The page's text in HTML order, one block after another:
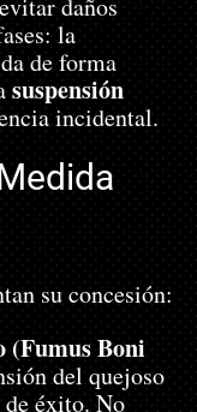
daños
la
de forma
suspensión
incidental.
su concesión:
(Fumus Boni
del quejoso
de éxito. No